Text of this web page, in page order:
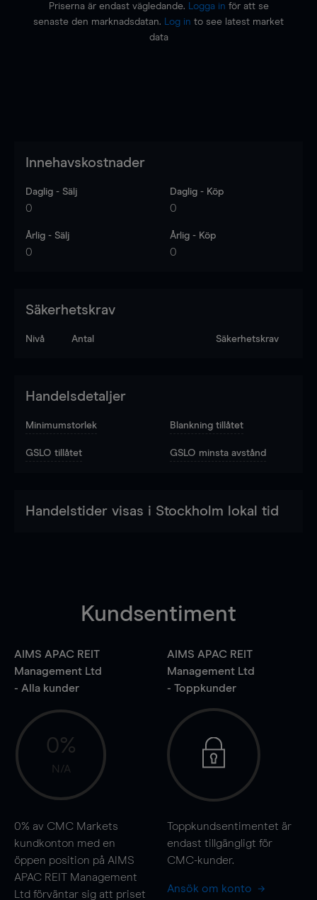
Priserna är endast vägledande. Logga in för att se
senaste den marknadsdatan.
Log in to see latest market
data
Innehavskostnader
Daglig - Sälj
0
Daglig - Köp
0
Årlig - Sälj
0
Årlig - Köp
0
Säkerhetskrav
Nivå Antal Säkerhetskrav
Handelsdetaljer
Minimumstorlek Blankning tillåtet
GSLO tillåtet GSLO minsta avstånd
Handelstider visas i Stockholm lokal tid
Kundsentiment
AIMS APAC REIT
Management Ltd
- Alla kunder
0%
N/A
0% av CMC Markets
kundkonton med en
öppen position på AIMS
APAC REIT Management
Ltd förväntar sig att priset
AIMS APAC REIT
Management Ltd
- Toppkunder
Toppkundsentimentet är
endast tillgängligt för
CMC-kunder.
Ansök om konto